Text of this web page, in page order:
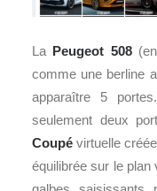
La Peugeot 508(en
comme une berline
apparaître 5
seulement deux
Coupé virtuelle
équilibrée sur le